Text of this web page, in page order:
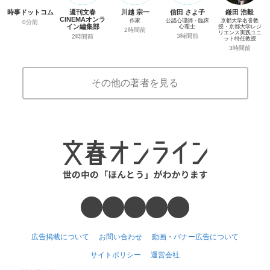
時事ドットコム
0分前
週刊文春
CINEMAオンラ
イン編集部
2時間前
川越 宗一
作家
2時間前
信田 さよ子
公認心理師・臨床
心理士
3時間前
鎌田 浩毅
京都大学名誉教
授・京都大学レジ
リエンス実践ユニ
ット特任教授
3時間前
その他の著者を見る
広告掲載について お問い合わせ 動画・バナー広告について
サイトポリシー 運営会社